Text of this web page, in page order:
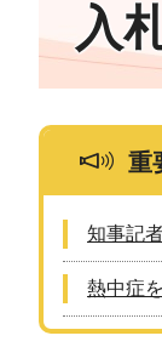
入
重
知事記
熱中症